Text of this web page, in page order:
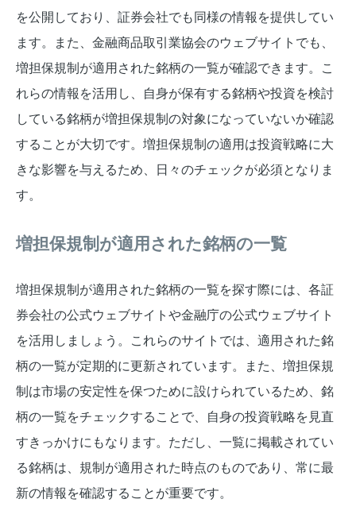
を公開しており、証券会社でも同様の情報を提供してい
ます。また、金融商品取引業協会のウェブサイトでも、
増担保規制が適用された銘柄の一覧が確認できます。こ
れらの情報を活用し、自身が保有する銘柄や投資を検討
している銘柄が増担保規制の対象になっていないか確認
することが大切です。増担保規制の適用は投資戦略に大
きな影響を与えるため、日々のチェックが必須となりま
す。
増担保規制が適用された銘柄の一覧
増担保規制が適用された銘柄の一覧を探す際には、各証
券会社の公式ウェブサイトや金融庁の公式ウェブサイト
を活用しましょう。これらのサイトでは、適用された銘
柄の一覧が定期的に更新されています。また、増担保規
制は市場の安定性を保つために設けられているため、銘
柄の一覧をチェックすることで、自身の投資戦略を見直
すきっかけにもなります。ただし、一覧に掲載されてい
る銘柄は、規制が適用された時点のものであり、常に最
新の情報を確認することが重要です。